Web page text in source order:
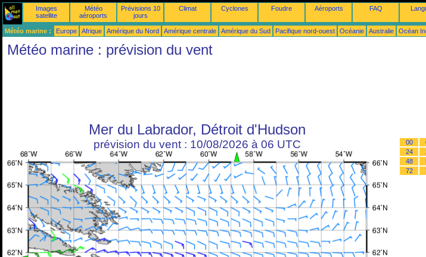
Images
satellite
Météo
aéroports
Prévisions 10
jours
Climat Cyclones Foudre Aéroports FAQ
Météo marine : Europe Afrique Amérique du Nord Amérique centrale Amérique du Sud Pacifique nord-ouest Océanie Australie Océan
Météo marine : prévision du vent
Mer du Labrador, Détroit d'Hudson
prévision du vent : 10/08/2026 à 06 UTC 00
24
48
72